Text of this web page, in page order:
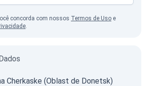
concorda com nossos Termos de Uso e
.
Cherkaske (Oblast de Donetsk)